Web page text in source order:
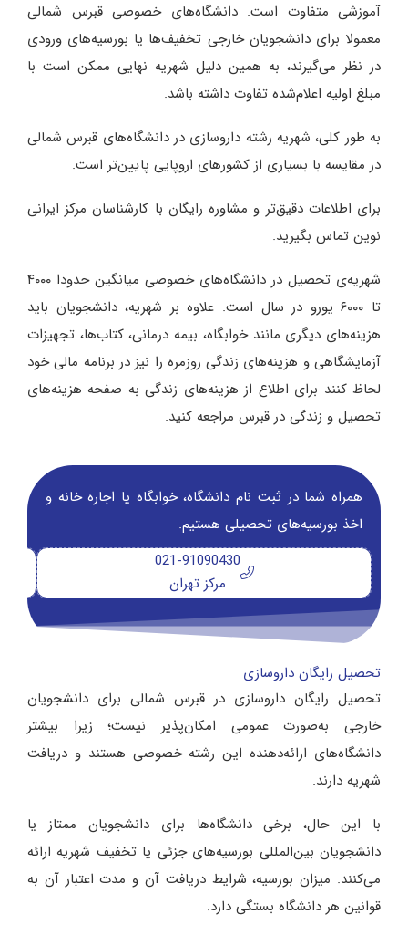
آموزشی متفاوت است. دانشگاه‌های خصوصی قبرس شمالی
معمولا برای دانشجویان خارجی تخفیف‌ها یا بورسیه‌های ورودی
در نظر می‌گیرند، به همین دلیل شهریه نهایی ممکن است با
مبلغ اولیه اعلام‌شده تفاوت داشته باشد.
به طور کلی، شهریه رشته داروسازی در دانشگاه‌های قبرس شمالی
در مقایسه با بسیاری از کشورهای اروپایی پایین‌تر است.
برای اطلاعات دقیق‌تر و مشاوره رایگان با کارشناسان مرکز ایرانی
نوین تماس بگیرید.
شهریه‌ی تحصیل در دانشگاه‌های خصوصی میانگین حدودا ۴۰۰۰
تا ۶۰۰۰ یورو در سال است. علاوه بر شهریه، دانشجویان باید
هزینه‌های دیگری مانند خوابگاه، بیمه درمانی، کتاب‌ها، تجهیزات
آزمایشگاهی و هزینه‌های زندگی روزمره را نیز در برنامه مالی خود
لحاظ کنند برای اطلاع از هزینه‌های زندگی به صفحه هزینه‌های
تحصیل و زندگی در قبرس مراجعه کنید.
همراه شما در ثبت نام دانشگاه‌، خوابگاه یا اجاره خانه و
اخذ بورسیه‌های تحصیلی هستیم.
021-91090430
مرکز تهران
تحصیل رایگان داروسازی
تحصیل رایگان داروسازی در قبرس شمالی برای دانشجویان
خارجی به‌صورت عمومی امکان‌پذیر نیست؛ زیرا بیشتر
دانشگاه‌های ارائه‌دهنده این رشته خصوصی هستند و دریافت
شهریه دارند.
با این حال، برخی دانشگاه‌ها برای دانشجویان ممتاز یا
دانشجویان بین‌المللی بورسیه‌های جزئی یا تخفیف شهریه ارائه
می‌کنند. میزان بورسیه، شرایط دریافت آن و مدت اعتبار آن به
قوانین هر دانشگاه بستگی دارد.